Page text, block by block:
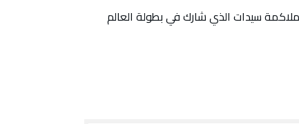
سيدات الذي شارك في بطولة العالم